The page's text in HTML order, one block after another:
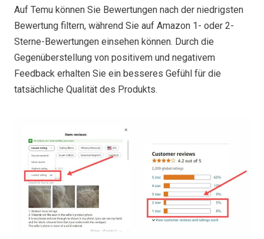
Auf Temu können Sie Bewertungen nach der niedrigsten
Bewertung filtern, während Sie auf Amazon 1- oder 2-
Sterne-Bewertungen einsehen können. Durch die
Gegenüberstellung von positivem und negativem
Feedback erhalten Sie ein besseres Gefühl für die
tatsächliche Qualität des Produkts.